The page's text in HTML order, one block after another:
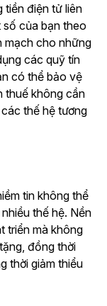
tiền điện tử liên
của bạn theo
mạch cho những
các quỹ tín
có thể bảo vệ
thuế không cần
thế hệ tương
tin không thể
thế hệ. Nền
triển mà không
đồng thời
thời giảm thiểu